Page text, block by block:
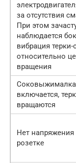
за отсутствия
При этом
наблюдается
вибрация терки-
относительно
вращения
включается,
вращаются
Нет напряжения
розетке